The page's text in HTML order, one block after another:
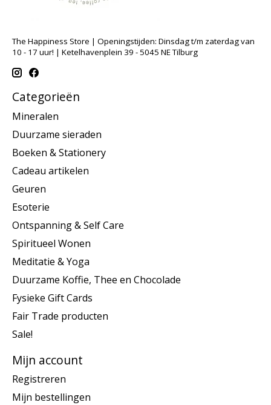
The Happiness Store | Openingstijden: Dinsdag t/m zaterdag van
10 - 17 uur! | Ketelhavenplein 39 - 5045 NE Tilburg
Categorieën
Mineralen
Duurzame sieraden
Boeken & Stationery
Cadeau artikelen
Geuren
Esoterie
Ontspanning & Self Care
Spiritueel Wonen
Meditatie & Yoga
Duurzame Koffie, Thee en Chocolade
Fysieke Gift Cards
Fair Trade producten
Sale!
Mijn account
Registreren
Mijn bestellingen